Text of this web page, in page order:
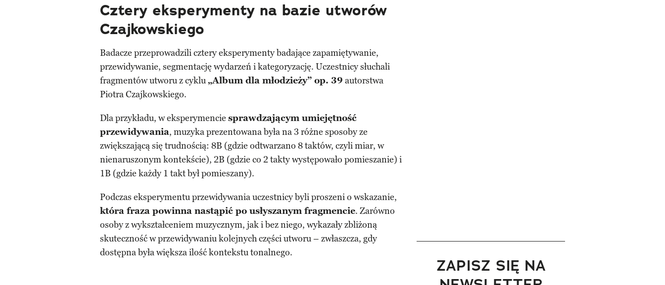
Cztery eksperymenty na bazie utworów
Czajkowskiego
Badacze przeprowadzili cztery eksperymenty badające zapamiętywanie,
przewidywanie, segmentację wydarzeń i kategoryzację. Uczestnicy słuchali
fragmentów utworu z cyklu„Album dla młodzieży” op. 39 autorstwa
Piotra Czajkowskiego.
Dla przykładu, w eksperymencie sprawdzającym umiejętność
przewidywania, muzyka prezentowana była na 3 różne sposoby ze
zwiększającą się trudnością: 8B (gdzie odtwarzano 8 taktów, czyli miar, w
nienaruszonym kontekście), 2B (gdzie co 2 takty występowało pomieszanie) i
1B (gdzie każdy 1 takt był pomieszany).
Podczas eksperymentu przewidywania uczestnicy byli proszeni o wskazanie,
która fraza powinna nastąpić po usłyszanym fragmencie. Zarówno
osoby z wykształceniem muzycznym, jak i bez niego, wykazały zbliżoną
skuteczność w przewidywaniu kolejnych części utworu – zwłaszcza, gdy
dostępna była większa ilość kontekstu tonalnego.
ZAPISZ SIĘ NA